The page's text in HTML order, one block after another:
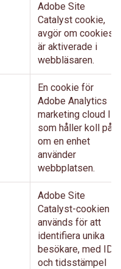
Adobe Site
Catalyst cookie,
avgör om cookies
är aktiverade i
webbläsaren.
En cookie för
Adobe Analytics
marketing cloud ID,
som håller koll på
om en enhet
använder
webbplatsen.
Adobe Site
Catalyst-cookien
används för att
identifiera unika
besökare, med ID
och tidsstämpel